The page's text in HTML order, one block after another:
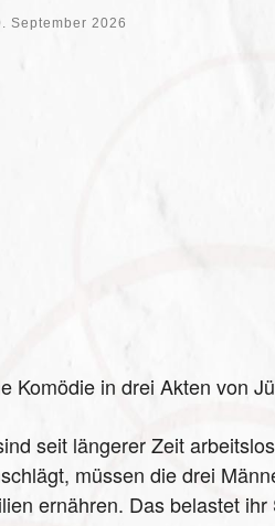
September 2026
Komödie in drei Akten von
seit längerer Zeit
müssen die drei
ernähren. Das belastet